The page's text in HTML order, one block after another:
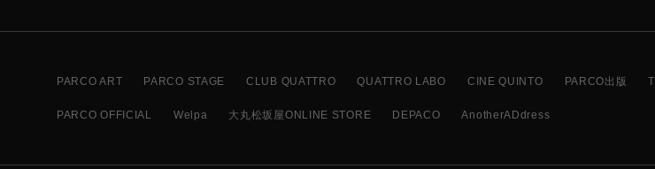
PARCO ART PARCO STAGE CLUB QUATTRO QUATTRO LABO CINE QUINTO PARCO出版
PARCO OFFICIAL Welpa 大丸松坂屋ONLINE STORE DEPACO AnotherADdress